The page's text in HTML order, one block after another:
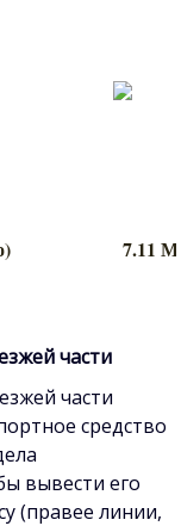
7.11
части
части
средство
вывести его
(правее линии,